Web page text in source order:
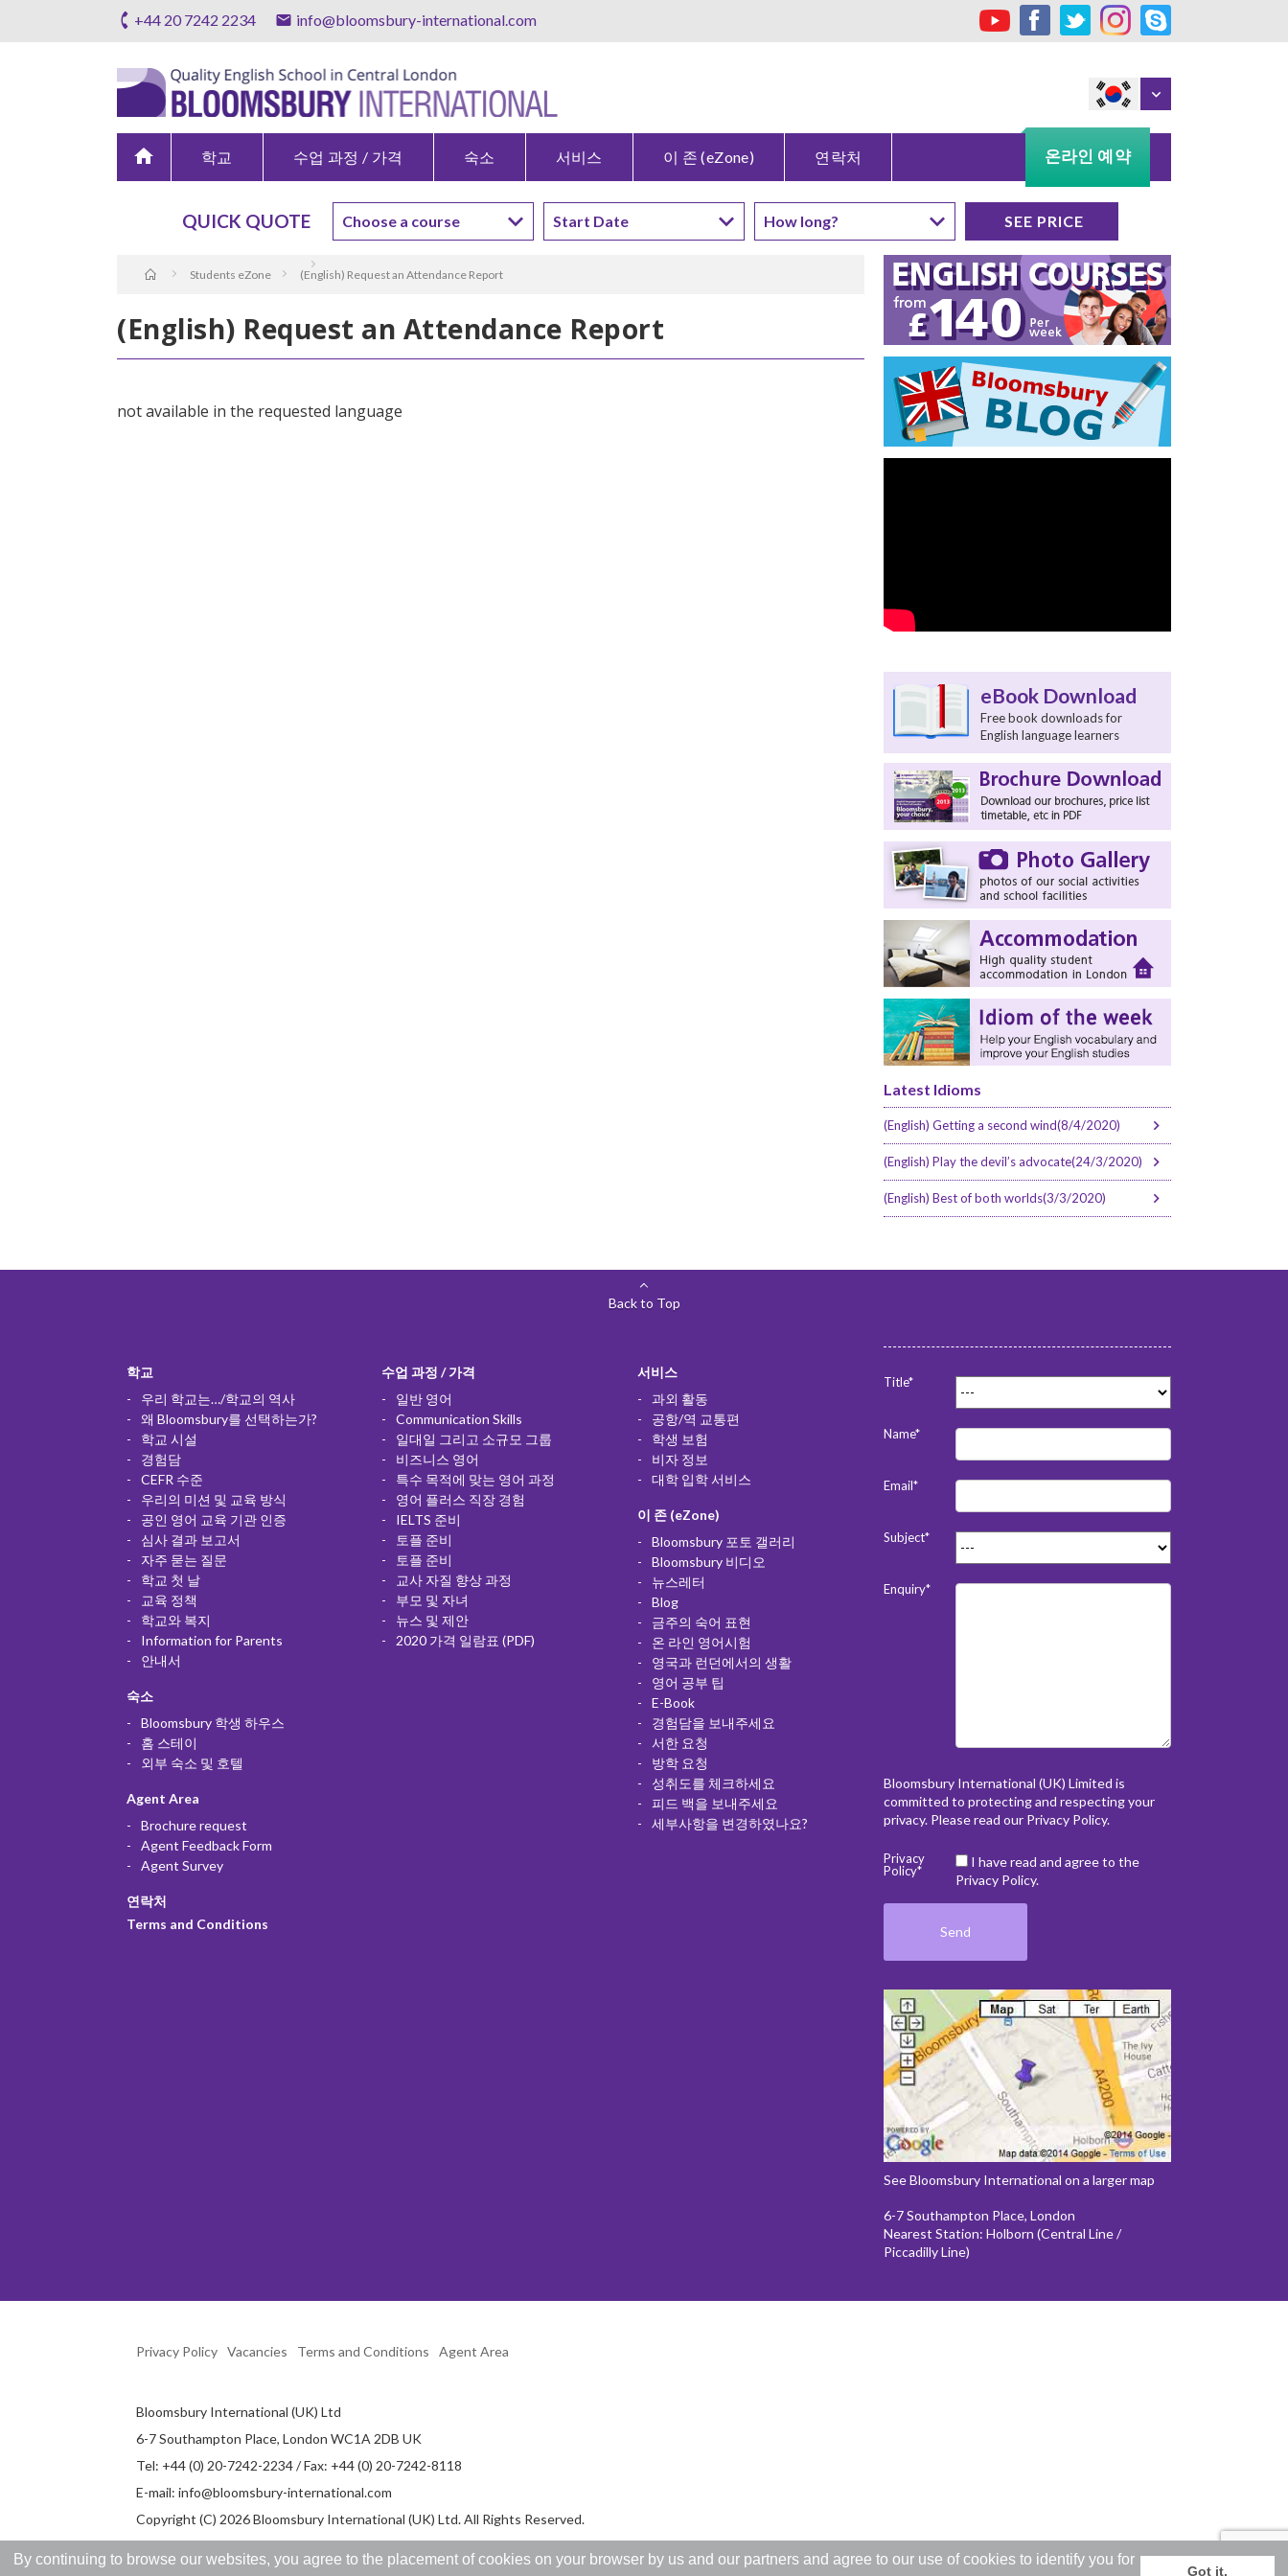
By continuing to browse our websites, you agree to the placement of cookies on your browser by us and our partners and agree to our use of cookies to identify you for
Got it.
+44 20 7242 2234 info@bloomsbury-international.com
home 학교 수업 과정 / 가격 숙소 서비스 이 존 (eZone) 연락처 온라인 예약
QUICK QUOTE
Students eZone (English) Request an Attendance Report
(English) Request an Attendance Report
not available in the requested language
eBook Download
Free book downloads for
English language learners
Latest Idioms
(English) Getting a second wind(8/4/2020)
(English) Play the devil’s advocate(24/3/2020)
(English) Best of both worlds(3/3/2020)
Back to Top
학교
우리 학교는…/학교의 역사
왜 Bloomsbury를 선택하는가?
학교 시설
경험담
CEFR 수준
우리의 미션 및 교육 방식
공인 영어 교육 기관 인증
심사 결과 보고서
자주 묻는 질문
학교 첫 날
교육 정책
학교와 복지
Information for Parents
안내서
숙소
Bloomsbury 학생 하우스
홈 스테이
외부 숙소 및 호텔
Agent Area
Brochure request
Agent Feedback Form
Agent Survey
연락처
Terms and Conditions
수업 과정 / 가격
일반 영어
Communication Skills
일대일 그리고 소규모 그룹
비즈니스 영어
특수 목적에 맞는 영어 과정
영어 플러스 직장 경험
IELTS 준비
토플 준비
토플 준비
교사 자질 향상 과정
부모 및 자녀
뉴스 및 제안
2020 가격 일람표 (PDF)
서비스
과외 활동
공항/역 교통편
학생 보험
비자 정보
대학 입학 서비스
이 존 (eZone)
Bloomsbury 포토 갤러리
Bloomsbury 비디오
뉴스레터
Blog
금주의 숙어 표현
온 라인 영어시험
영국과 런던에서의 생활
영어 공부 팁
E-Book
경험담을 보내주세요
서한 요청
방학 요청
성취도를 체크하세요
피드 백을 보내주세요
세부사항을 변경하였나요?
Title*
Name*
Email*
Subject*
Enquiry*
Bloomsbury International (UK) Limited is
committed to protecting and respecting your
privacy. Please read our Privacy Policy.
Privacy
Policy*
I have read and agree to the
Privacy Policy.
See Bloomsbury International on a larger map
6-7 Southampton Place, London
Nearest Station: Holborn (Central Line /
Piccadilly Line)
Privacy Policy Vacancies Terms and Conditions Agent Area
Bloomsbury International (UK) Ltd
6-7 Southampton Place, London WC1A 2DB UK
Tel: +44 (0) 20-7242-2234 / Fax: +44 (0) 20-7242-8118
E-mail: info@bloomsbury-international.com
Copyright (C) 2026 Bloomsbury International (UK) Ltd. All Rights Reserved.